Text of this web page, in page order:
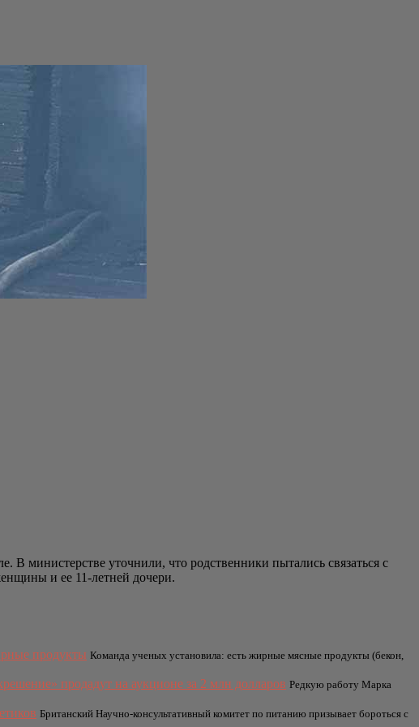
министерстве уточнили, что родственники пытались связаться с
и ее 11-летней дочери.
продукты Команда ученых установила: есть жирные мясные продукты (бекон,
продадут на аукционе за 2 млн долларов Редкую работу Марка
Британский Научно-консультативный комитет по питанию призывает бороться с